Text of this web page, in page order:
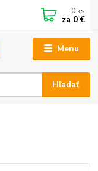
Menu
Hľadať
0 ks
za 0 €